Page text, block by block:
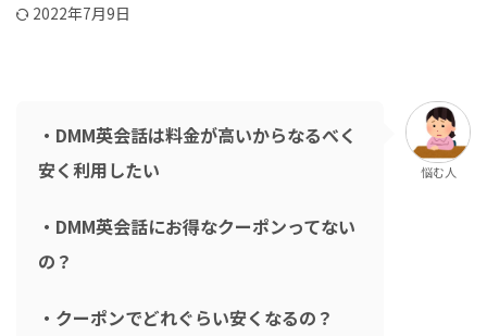
2022年7月9日
・DMM英会話は料金が高いからなるべく
安く利用したい
・DMM英会話にお得なクーポンってない
の？
・クーポンでどれぐらい安くなるの？
悩む人